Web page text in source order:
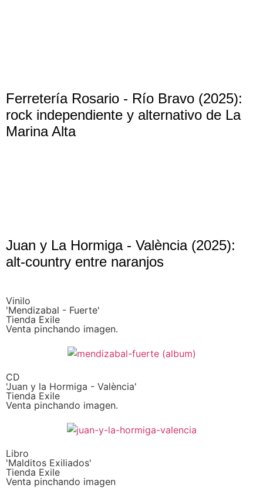
Ferretería Rosario - Río Bravo (2025):
rock independiente y alternativo de La
Marina Alta
Juan y La Hormiga - València (2025):
alt-country entre naranjos
Vinilo
'Mendizabal - Fuerte'
Tienda Exile
Venta pinchando imagen.
CD
'Juan y la Hormiga - València'
Tienda Exile
Venta pinchando imagen.
Libro
'Malditos Exiliados'
Tienda Exile
Venta pinchando imagen